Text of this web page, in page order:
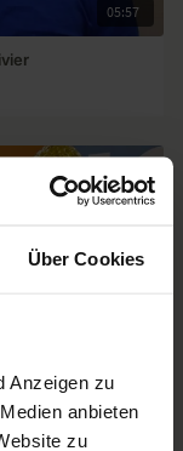
Über Cookies
Anzeigen zu
anbieten
zu
05:57
03:03